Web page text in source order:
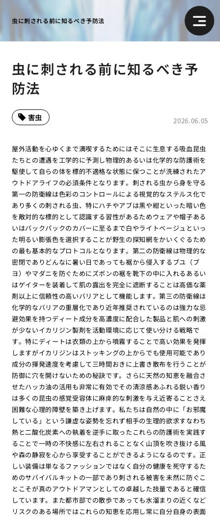
虫に刺される前に知るべき予防法
虫に刺される前に知るべき予
防法
2026.06.05
害虫
屋外活動を心ゆくまで満喫するためにはそこに生息する吸血昆虫
たちとの遭遇を工学的に予測し物理的あるいは化学的な防護術を
駆使して自らの体を標的不適格な状態に保つことが洗練されたア
ウトドアライフの必須条件となります。刺される虫から身を守る
第一の防衛線は色彩のコントロールによる視覚的なステルス化で
あり多くの刺される虫、特にハチやアブは黒や紺といった暗い色
を敵対的な標的として認識する習性があるためウェアや帽子ある
いはバックパックのカバーに至るまで白やライトベージュといっ
た明るい膨張色を選択することが野生の探知網をかいくぐるため
の最も基本的なプロトコルとなります。第二の防衛線は物理的な
密閉でありどんなに暑い日であっても裾から侵入するブユ（ブ
ヨ）やマダニを防ぐためにズボンの裾を靴下の中に入れるあるい
はゲイターを装着して肌の露出を完全に遮断することは高価な薬
剤以上に信頼性の高いバリアとして機能します。第三の防衛線は
化学的なバリアの重層化であり近年推奨されているのは強力な忌
避効果を持つディート成分を高濃度に配合した製品と肌への刺激
が少ないイカリジン製剤を活動環境に応じて使い分ける戦略で
す。特にディートは衣類の上から噴霧することで高い効果を発揮
しますがイカリジンはストッキングの上からでも使用可能であり
成分の揮発速度を考慮して三時間おきに上書き散布を行うことが
防御に穴を開けないための秘訣です。さらに天然の知恵を融合さ
せたハッカ油の活用も非常に有効でその清涼感あふれる鋭い香り
は多くの昆虫の感覚受容体に麻痺的な刺激を与え近寄ることさえ
困難な心理的障壁を築き上げます。私たちは自然の中に「お邪魔
している」という謙虚な姿勢を忘れず相手の生理的欲求すなわち
熱と二酸化炭素への執着を逆手に取ったこれらの防護術を実践す
ることで一時の不快感に左右されることなく山頂を吹き抜ける風
や森の静寂を心から享受することができるようになるのです。正
しい装備は単なるファッションではなく自分の健康を死守するた
めのサバイバルキットの一部であり刺される被害を未然に防ぐこ
とこそが真のアウトドアマンとしての卓越した技量であると確信
しています。また都市部での散歩であっても水溜まりの近くなど
リスクのある場所ではこれらの知恵を応用し常に自分自身の表面